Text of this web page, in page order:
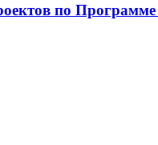
по